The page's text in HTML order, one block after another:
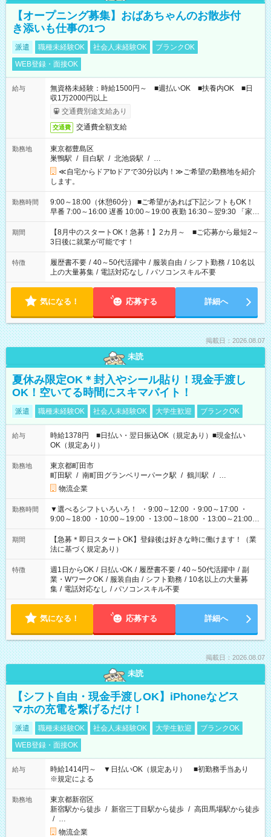
【オープニング募集】おばあちゃんのお散歩付
き添いも仕事の1つ
派遣 職種未経験OK 社会人未経験OK
ブランクOK
WEB登録・面接OK
給与
無資格未経験：時給1500円～ ■週払いOK ■扶養内OK ■日
収1万2000円以上
交通費別途支給あり
交通費 交通費全額支給
勤務地
東京都豊島区
巣鴨駅 / 目白駅 / 北池袋駅 / …
≪自宅からドアtoドアで30分以内！≫ご希望の勤務地を紹介
します。
勤務時間
9:00～18:00（休憩60分） ■ご希望があれば下記シフトもOK！
早番 7:00～16:00 遅番 10:00～19:00 夜勤 16:30～翌9:30 「家族
と休みを合わせたい」 「余裕を持って夕飯の準備がしたい」
「できれば残業はしたくない」 など、ご希望を教えてください
ね。 ※Wワーク希望の方へ 今ご覧のお仕事で希望する勤務時間
と、もう1つのお仕事の勤務時間。 合計で週40時間を超える場
合は応募できません。
期間
【8月中のスタートOK！急募！】2カ月～ ■ご応募から最短2～
3日後に就業が可能です！
特徴 履歴書不要 / 40～50代活躍中 / 服装自由 / シフト勤務 / 10名以
上の大量募集 / 電話対応なし / パソコンスキル不要
気になる！ 応募する 詳細へ
掲載日：2026.08.07
未読
夏休み限定OK＊封入やシール貼り！現金手渡し
OK！空いてる時間にスキマバイト！
派遣 職種未経験OK 社会人未経験OK 大学生歓迎 ブランクOK
給与
時給1378円 ■日払い・翌日振込OK（規定あり）■現金払い
OK（規定あり）
勤務地
東京都町田市
町田駅 / 南町田グランベリーパーク駅 / 鶴川駅 / …
物流企業
勤務時間
▼選べるシフトいろいろ！ ・9:00～12:00 ・9:00～17:00 ・
9:00～18:00 ・10:00～19:00 ・13:00～18:00 ・13:00～21:00
・22:00～翌6:00 など 上記以外の時間で相談可能なお仕事も！
あなたの希望を教えてください！
期間
【急募＊即日スタートOK】登録後は好きな時に働けます！（業
法に基づく規定あり）
特徴 週1日からOK / 日払いOK / 履歴書不要 / 40～50代活躍中 / 副
業・WワークOK / 服装自由 / シフト勤務 / 10名以上の大量募
集 / 電話対応なし / パソコンスキル不要
気になる！ 応募する 詳細へ
掲載日：2026.08.07
未読
【シフト自由・現金手渡しOK】iPhoneなどス
マホの充電を繋げるだけ！
派遣 職種未経験OK 社会人未経験OK 大学生歓迎
ブランクOK
WEB登録・面接OK
給与
時給1414円～ ▼日払いOK（規定あり） ■初勤務手当あり
※規定による
勤務地
東京都新宿区
新宿駅から徒歩 / 新宿三丁目駅から徒歩 / 高田馬場駅から徒歩
/ …
物流企業